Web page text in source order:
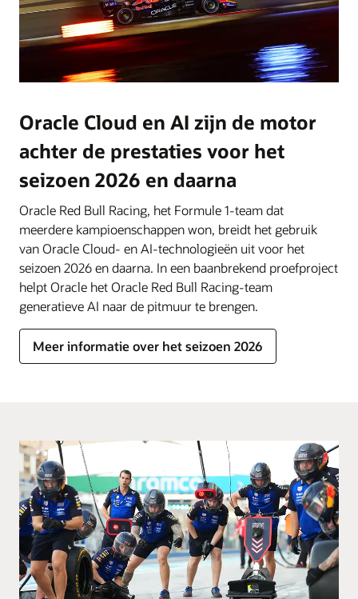
Oracle Cloud en AI zijn de motor
achter de prestaties voor het
seizoen 2026 en daarna
Oracle Red Bull Racing, het Formule 1-team dat
meerdere kampioenschappen won, breidt het gebruik
van Oracle Cloud- en AI-technologieën uit voor het
seizoen 2026 en daarna. In een baanbrekend proefproject
helpt Oracle het Oracle Red Bull Racing-team
generatieve AI naar de pitmuur te brengen.
Meer informatie over het seizoen 2026